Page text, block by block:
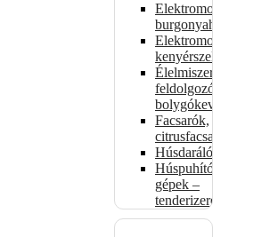
Elektromos
burgonyahámozók
Elektromos
kenyérszeletelők
Élelmiszer-
feldolgozók –
bolygókeverők
Facsarók,
citrusfacsarók
Húsdarálók
Húspuhító
gépek –
tenderizerek